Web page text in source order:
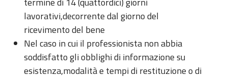
lavorativi,decorrente dal giorno del
ricevimento del bene
Nel caso in cui il professionista non abbia
soddisfatto gli obblighi di informazione su
esistenza,modalità e tempi di restituzione o di